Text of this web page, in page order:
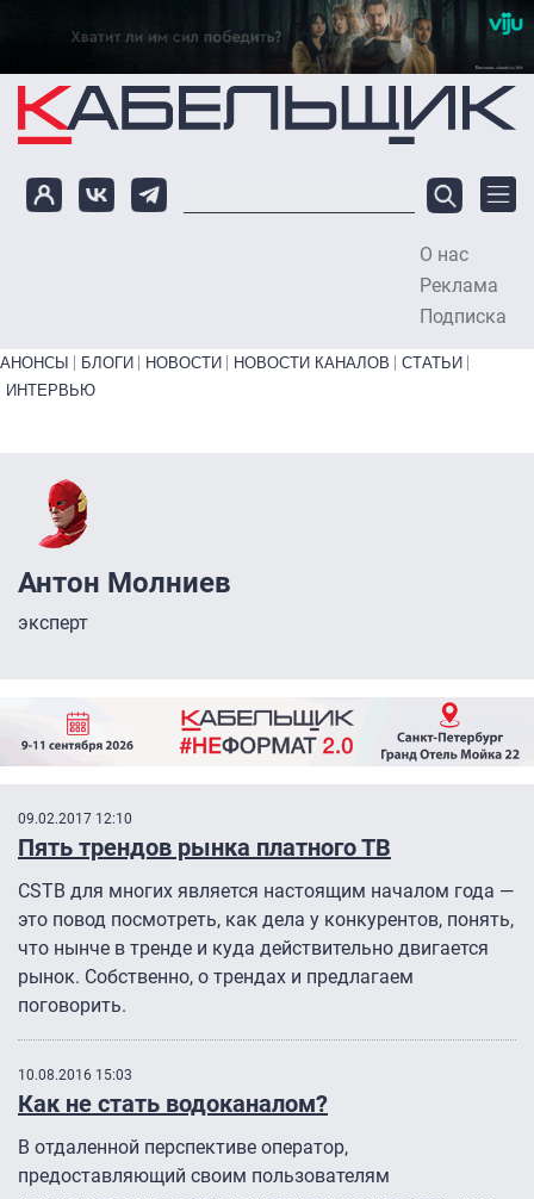
Перейти к основному содержанию
О нас
Реклама
Подписка
Primary links bottom
АНОНСЫ БЛОГИ НОВОСТИ НОВОСТИ КАНАЛОВ
СТАТЬИ
ИНТЕРВЬЮ
Антон Молниев
эксперт
09.02.2017 12:10
Пять трендов рынка платного ТВ
CSTB для многих является настоящим началом года —
это повод посмотреть, как дела у конкурентов, понять,
что нынче в тренде и куда действительно двигается
рынок. Собственно, о трендах и предлагаем
поговорить.
10.08.2016 15:03
Как не стать водоканалом?
В отдаленной перспективе оператор,
предоставляющий своим пользователям